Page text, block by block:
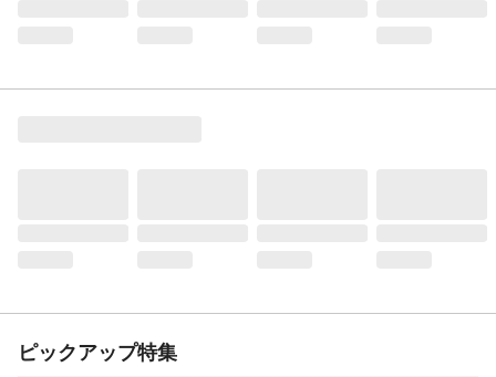
ピックアップ特集